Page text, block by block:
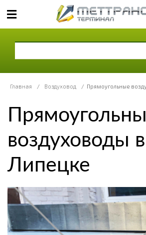
Главная / Воздуховод / Прямоугольные
воздуховоды в
Липецке